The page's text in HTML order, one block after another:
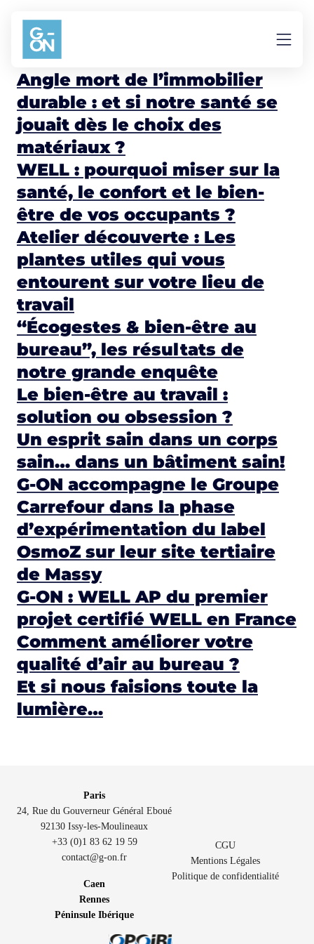
Aller au contenu
Bien-être
Angle mort de l’immobilier
durable : et si notre santé se
jouait dès le choix des
matériaux ?
WELL : pourquoi miser sur la
santé, le confort et le bien-
être de vos occupants ?
Atelier découverte : Les
plantes utiles qui vous
entourent sur votre lieu de
travail
“Écogestes & bien-être au
bureau”, les résultats de
notre grande enquête
Le bien-être au travail :
solution ou obsession ?
Un esprit sain dans un corps
sain… dans un bâtiment sain!
G-ON accompagne le Groupe
Carrefour dans la phase
d’expérimentation du label
OsmoZ sur leur site tertiaire
de Massy
G-ON : WELL AP du premier
projet certifié WELL en France
Comment améliorer votre
qualité d’air au bureau ?
Et si nous faisions toute la
lumière…
Paris
24, Rue du Gouverneur Général Eboué
92130 Issy-les-Moulineaux
+33 (0)1 83 62 19 59
contact@g-on.fr
Caen
Rennes
Péninsule Ibérique
CGU
Mentions Légales
Politique de confidentialité